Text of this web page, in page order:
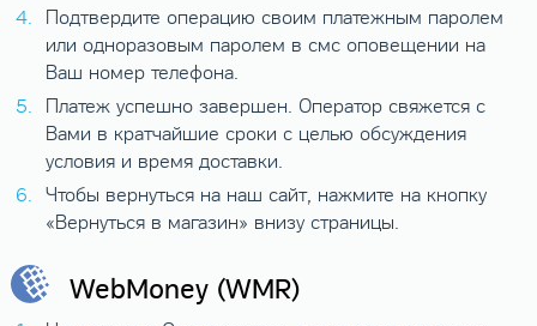
Подтвердите операцию своим платежным паролем
или одноразовым паролем в смс оповещении на
Ваш номер телефона.
Платеж успешно завершен. Оператор свяжется с
Вами в кратчайшие сроки с целью обсуждения
условия и время доставки.
Чтобы вернуться на наш сайт, нажмите на кнопку
«Вернуться в магазин» внизу страницы.
WebMoney (WMR)